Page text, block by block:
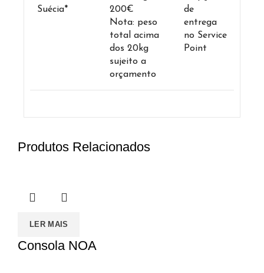
Suécia*
200€
Nota: peso
total acima
dos 20kg
sujeito a
orçamento
de
entrega
no Service
Point
Produtos Relacionados
LER MAIS
Consola NOA